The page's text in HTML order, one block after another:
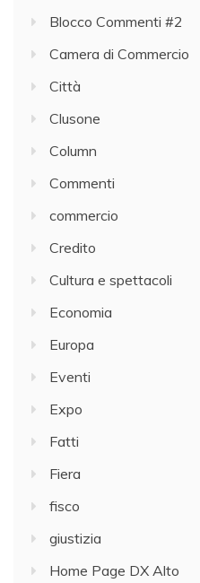
Blocco Commenti #2
Camera di Commercio
Città
Clusone
Column
Commenti
commercio
Credito
Cultura e spettacoli
Economia
Europa
Eventi
Expo
Fatti
Fiera
fisco
giustizia
Home Page DX Alto